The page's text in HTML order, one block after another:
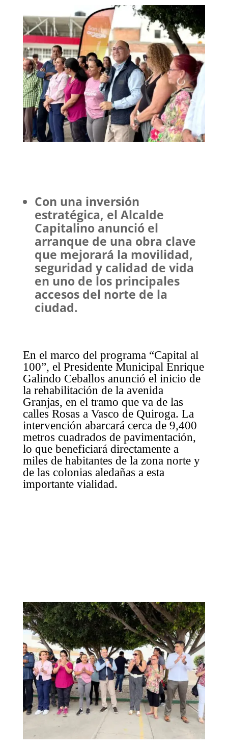
Con una inversión
estratégica, el Alcalde
Capitalino anunció el
arranque de una obra clave
que mejorará la movilidad,
seguridad y calidad de vida
en uno de los principales
accesos del norte de la
ciudad.
En el marco del programa “Capital al
100”, el Presidente Municipal Enrique
Galindo Ceballos anunció el inicio de
la rehabilitación de la avenida
Granjas, en el tramo que va de las
calles Rosas a Vasco de Quiroga. La
intervención abarcará cerca de 9,400
metros cuadrados de pavimentación,
lo que beneficiará directamente a
miles de habitantes de la zona norte y
de las colonias aledañas a esta
importante vialidad.